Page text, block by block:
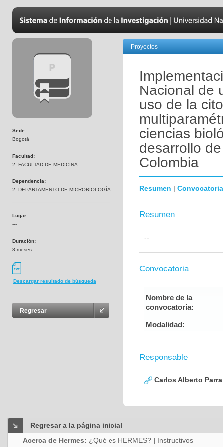
Sede:
Bogotá
Facultad:
2- FACULTAD DE MEDICINA
Dependencia:
2- DEPARTAMENTO DE MICROBIOLOGÍA
Lugar:
---
Duración:
8 meses
Descargar resultado de búsqueda
Regresar
Proyectos
Nacional de
uso de la
ciencias
desarrollo
Colombia
Resumen | Convocatoria
Resumen
--
Convocatoria
Nombre de la
convocatoria:
Modalidad:
Responsable
Carlos Alberto
Regresar a la página inicial
Acerca de Hermes: ¿Qué es HERMES? | Instructivos